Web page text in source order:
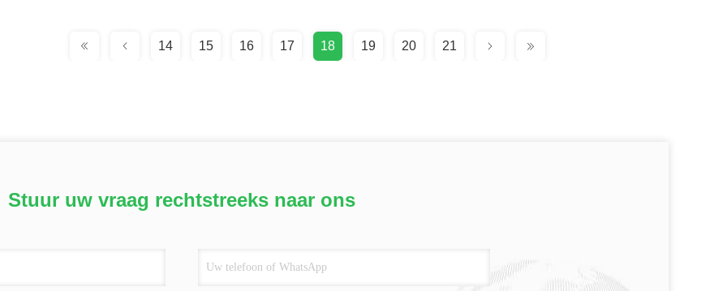
14 15 16 17 18 19 20 21
Stuur uw vraag rechtstreeks naar ons